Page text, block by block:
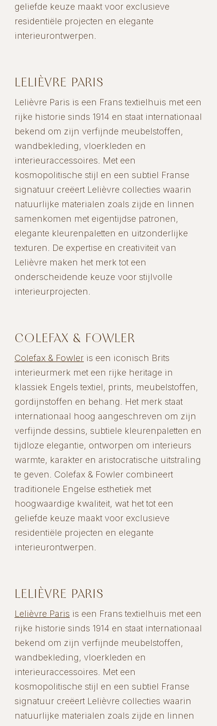
geliefde keuze maakt voor exclusieve
residentiële projecten en elegante
interieurontwerpen.
LELIÈVRE PARIS
Lelièvre Paris is een Frans textielhuis met een
rijke historie sinds 1914 en staat internationaal
bekend om zijn verfijnde meubelstoffen,
wandbekleding, vloerkleden en
interieuraccessoires. Met een
kosmopolitische stijl en een subtiel Franse
signatuur creëert Lelièvre collecties waarin
natuurlijke materialen zoals zijde en linnen
samenkomen met eigentijdse patronen,
elegante kleurenpaletten en uitzonderlijke
texturen. De expertise en creativiteit van
Lelièvre maken het merk tot een
onderscheidende keuze voor stijlvolle
interieurprojecten.
COLEFAX & FOWLER
Colefax & Fowler is een iconisch Brits
interieurmerk met een rijke heritage in
klassiek Engels textiel, prints, meubelstoffen,
gordijnstoffen en behang. Het merk staat
internationaal hoog aangeschreven om zijn
verfijnde dessins, subtiele kleurenpaletten en
tijdloze elegantie, ontworpen om interieurs
warmte, karakter en aristocratische uitstraling
te geven. Colefax & Fowler combineert
traditionele Engelse esthetiek met
hoogwaardige kwaliteit, wat het tot een
geliefde keuze maakt voor exclusieve
residentiële projecten en elegante
interieurontwerpen.
LELIÈVRE PARIS
Lelièvre Paris is een Frans textielhuis met een
rijke historie sinds 1914 en staat internationaal
bekend om zijn verfijnde meubelstoffen,
wandbekleding, vloerkleden en
interieuraccessoires. Met een
kosmopolitische stijl en een subtiel Franse
signatuur creëert Lelièvre collecties waarin
natuurlijke materialen zoals zijde en linnen